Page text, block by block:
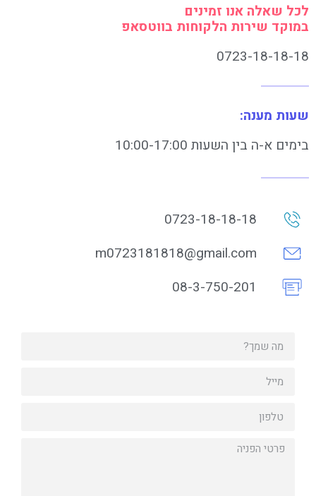
לכל שאלה אנו זמינים
במוקד שירות הלקוחות בווטסאפ
0723-18-18-18
שעות מענה:
בימים א-ה בין השעות 10:00-17:00
0723-18-18-18
m0723181818@gmail.com
08-3-750-201